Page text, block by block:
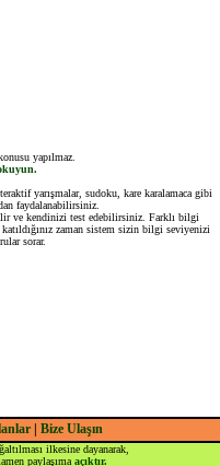
yapılmaz.
yarışmalar, sudoku, kare karalamaca gibi
faydalanabilirsiniz.
ve kendinizi test edebilirsiniz. Farklı bilgi
zaman sistem sizin bilgi seviyenizi
sorar.
| Bize Ulaşın
ilkesine dayanarak,
paylaşıma açıktır.